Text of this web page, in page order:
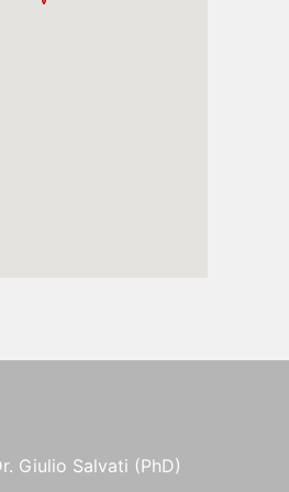
Giulio Salvati (PhD)